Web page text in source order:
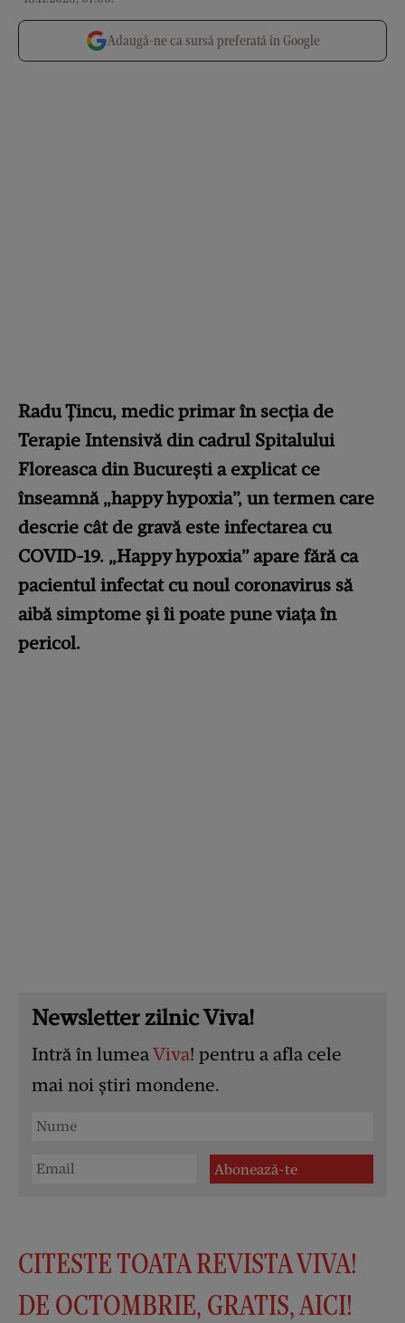
Adaugă-ne ca sursă preferată în Google
Radu Țincu, medic primar în secția de
Terapie Intensivă din cadrul Spitalului
Floreasca din București a explicat ce
înseamnă „happy hypoxia”, un termen care
descrie cât de gravă este infectarea cu
COVID-19. „Happy hypoxia” apare fără ca
pacientul infectat cu noul coronavirus să
aibă simptome și îi poate pune viața în
pericol.
Newsletter zilnic Viva!
Intră în lumeaViva! pentru a afla cele
mai noi știri mondene.
CITESTE TOATA REVISTA VIVA!
DE OCTOMBRIE, GRATIS, AICI!